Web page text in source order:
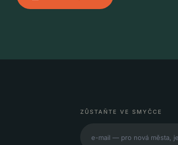
ZŮSTAŇTE VE SMYČCE